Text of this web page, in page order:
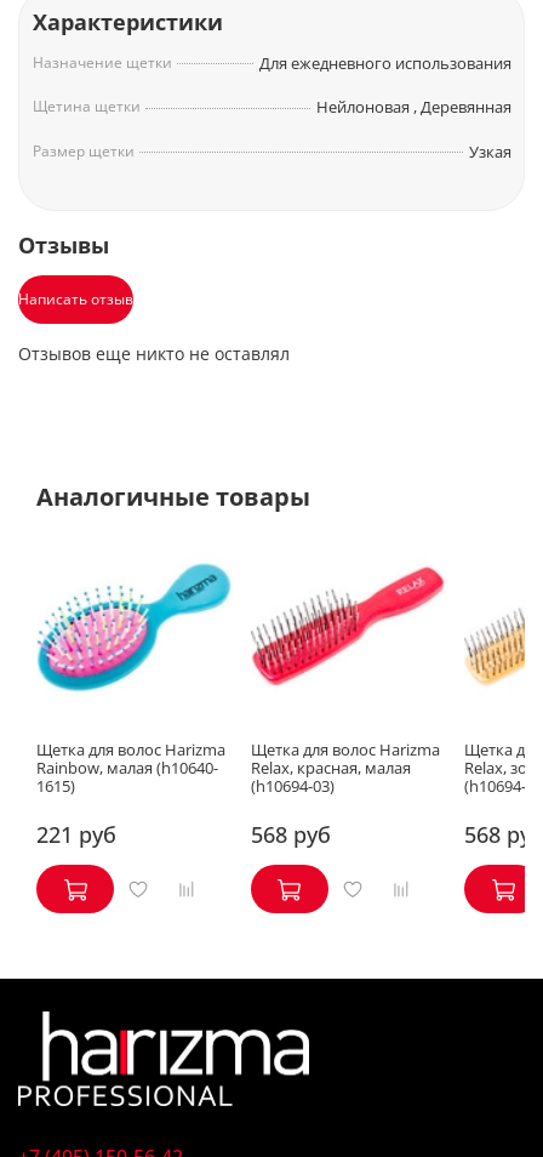
Характеристики
Назначение щетки Для ежедневного использования
Щетина щетки Нейлоновая ,Деревянная
Размер щетки Узкая
Отзывы
Написать отзыв
Отзывов еще никто не оставлял
Аналогичные товары
Щетка для волос Harizma
Rainbow, малая (h10640-
1615)
221 руб
Щетка для волос Harizma
Relax, красная, малая
(h10694-03)
568 руб
Щетка
Relax,
(h10694-
568 руб